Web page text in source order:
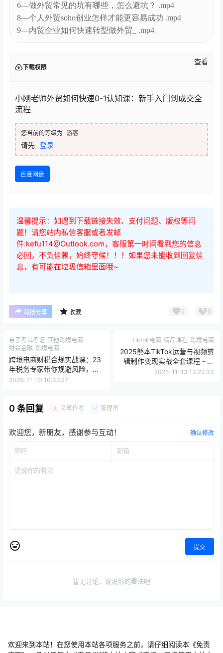
6—做外贸常见的坑有哪些，怎么避坑？ .mp4
8—个人外贸soho创业怎样才能更容易成功 .mp4
9—内贸企业如何快速转型做外贸_ .mp4
下载权限
查看
小刚老师外贸如何快速0-1认知课：新手入门到成交全
流程
您当前的等级为 游客
请先 登录
百度网盘
温馨提示：如遇到下载链接失效、支付问题、版权等问
题！请您站内私信客服或者发邮
件:kefu114@Outlook.com，客服第一时间看到您的信息
必回，不负信赖，始终守候！！！如果您未能收到回复信
息，有可能在垃圾信箱里面哦~
海报分享 收藏 0 0
亲子考试考证 其他跨境电商
财会金融 跨境电商
跨境电商财税合规实战课：23
年税务专家带你规避风险，稳
健增长
2025-11-10 10:37:27
Tiktok电商 精品课程 跨境电商
2025熊本TikTok运营与视频剪
辑制作变现实战全套课程 - 从
0到1掌握海外抖音变现
2025-11-13 13:22:33
0 条回复 A 文章作者 M 管理员
欢迎您，新朋友，感谢参与互动！ 确认修改
提交
暂无讨论，说说你的看法吧
欢迎来到本站！在您使用本站各项服务之前，请仔细阅读本《免责